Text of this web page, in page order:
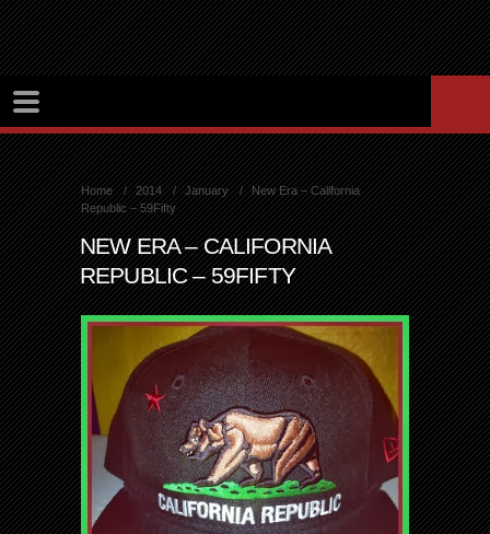
Home 2014 January
New Era – California
Republic – 59Fifty
NEW ERA – CALIFORNIA
REPUBLIC – 59FIFTY